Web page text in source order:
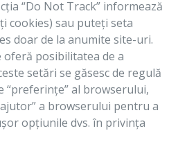
“Do Not Track” informează
cookies) sau puteți seta
doar de la anumite site-uri.
posibilitatea de a
setări se găsesc de regulă
“preferințe” al browserului,
a browserului pentru a
opțiunile dvs. în privința